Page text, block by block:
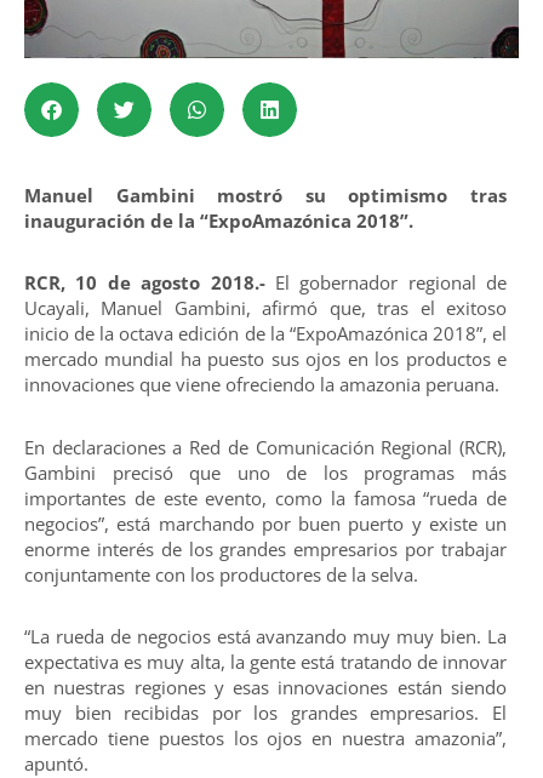
Manuel Gambini mostró su optimismo tras
inauguración de la “ExpoAmazónica 2018”.
RCR, 10 de agosto 2018.-El gobernador regional de
Ucayali, Manuel Gambini, afirmó que, tras el exitoso
inicio de la octava edición de la “ExpoAmazónica 2018”, el
mercado mundial ha puesto sus ojos en los productos e
innovaciones que viene ofreciendo la amazonia peruana.
En declaraciones a Red de Comunicación Regional (RCR),
Gambini precisó que uno de los programas más
importantes de este evento, como la famosa “rueda de
negocios”, está marchando por buen puerto y existe un
enorme interés de los grandes empresarios por trabajar
conjuntamente con los productores de la selva.
“La rueda de negocios está avanzando muy muy bien. La
expectativa es muy alta, la gente está tratando de innovar
en nuestras regiones y esas innovaciones están siendo
muy bien recibidas por los grandes empresarios. El
mercado tiene puestos los ojos en nuestra amazonia”,
apuntó.